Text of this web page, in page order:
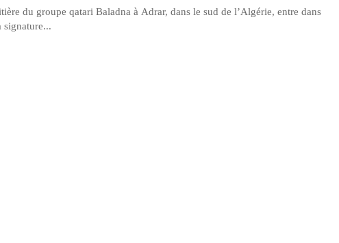
du groupe qatari Baladna à Adrar, dans le sud de l’Algérie, entre dans
signature...